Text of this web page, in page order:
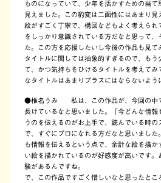
ものになっていて、少年を活かすための当て
見えました。この豹変は二面性にはあまり見
絵がすごく丁寧で、構図などもよく考えられ
をしっかり意識されている方だなと思って、
た。この方を応援したいし今後の作品も見て
タイトルに関しては抽象的すぎるので、もう
て、かつ気持ちをひけるタイトルを考えてみ
なタイトルはあまりプラスにはならないよう
●椎名うみ 私は、この作品が、今回の中
長けているなと思いました。「今どんな情報
うのを伝えるのがお上手で、読んでいる時の
で、すぐにプロになれる方だなと思いました
も情報を伝えるという点で、余計な絵を描か
い絵を描かれているのが好感度が高いです
験があるんですね。
で、この作品ですごく惜しいなと思ったとこ